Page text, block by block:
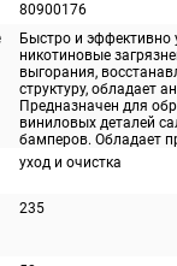
80900176
Быстро и эффективно
никотиновые
выгорания,
структуру, обладает
Предназначен для
виниловых деталей
бамперов. Обладает
уход и очистка
235